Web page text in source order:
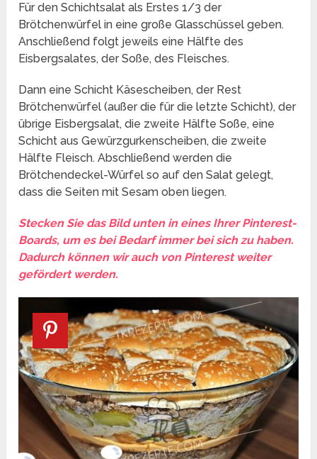
Für den Schichtsalat als Erstes 1/3 der
Brötchenwürfel in eine große Glasschüssel geben.
Anschließend folgt jeweils eine Hälfte des
Eisbergsalates, der Soße, des Fleisches.
Dann eine Schicht Käsescheiben, der Rest
Brötchenwürfel (außer die für die letzte Schicht), der
übrige Eisbergsalat, die zweite Hälfte Soße, eine
Schicht aus Gewürzgurkenscheiben, die zweite
Hälfte Fleisch. Abschließend werden die
Brötchendeckel-Würfel so auf den Salat gelegt,
dass die Seiten mit Sesam oben liegen.
Stecken Sie das Bild unten in eines Ihrer Pinterest-
Boards, um es bei Bedarf immer bei sich zu haben.
Dadurch können wir auch von Pinterest weiter
gefördert werden.